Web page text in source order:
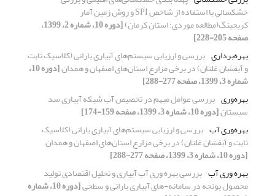
خشکسالی با استفاده از شاخص SPI و روش زمین آمار
کریجینگ(مطالعه موردی: استان کرمان) [دوره 10، شماره 2، 1399،
صفحه 205-228]
بهره‌برداری بررسی و ارزیابی سیستم‌های آبیاری بارانی (کلاسیک ثابت
و آبفشان غلتان) در برخی مزارع استان‌های اصفهان و همدان [دوره 10،
شماره 3، 1399، صفحه 277-288]
بهره‌وری بررسی عوامل مبهم در تخصیص آب شبکه آبیاری سد
سیستان[دوره 10، شماره 3، 1399، صفحه 159-174]
بهره‌وری آب بررسی و ارزیابی سیستم‌های آبیاری بارانی (کلاسیک
ثابت و آبفشان غلتان) در برخی مزارع استان‌های اصفهان و همدان
[دوره 10، شماره 3، 1399، صفحه 277-288]
بهره وری آب بررسی بهره وری آب آبیاری و تحلیل اقتصادی تولید
محصول یونجه در سامانه-های آبیاری بارانی و سطحی [دوره 10، شماره